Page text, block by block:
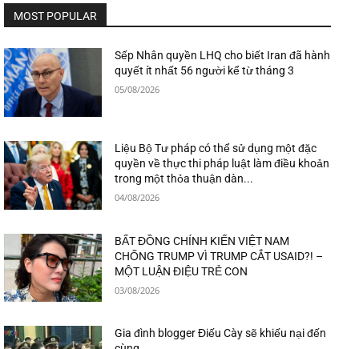
MOST POPULAR
Sếp Nhân quyền LHQ cho biết Iran đã hành
quyết ít nhất 56 người kể từ tháng 3
05/08/2026
Liệu Bộ Tư pháp có thể sử dụng một đặc
quyền về thực thi pháp luật làm điều khoản
trong một thỏa thuận dàn...
04/08/2026
BẤT ĐỒNG CHÍNH KIẾN VIỆT NAM
CHỐNG TRUMP VÌ TRUMP CẮT USAID?! –
MỘT LUẬN ĐIỆU TRẺ CON
03/08/2026
Gia đình blogger Điếu Cày sẽ khiếu nại đến